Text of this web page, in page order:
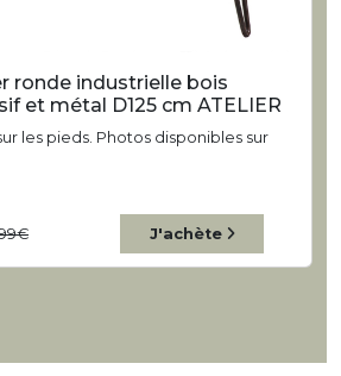
ronde industrielle bois
et métal D125 cm ATELIER
les pieds. Photos disponibles sur
J'achète